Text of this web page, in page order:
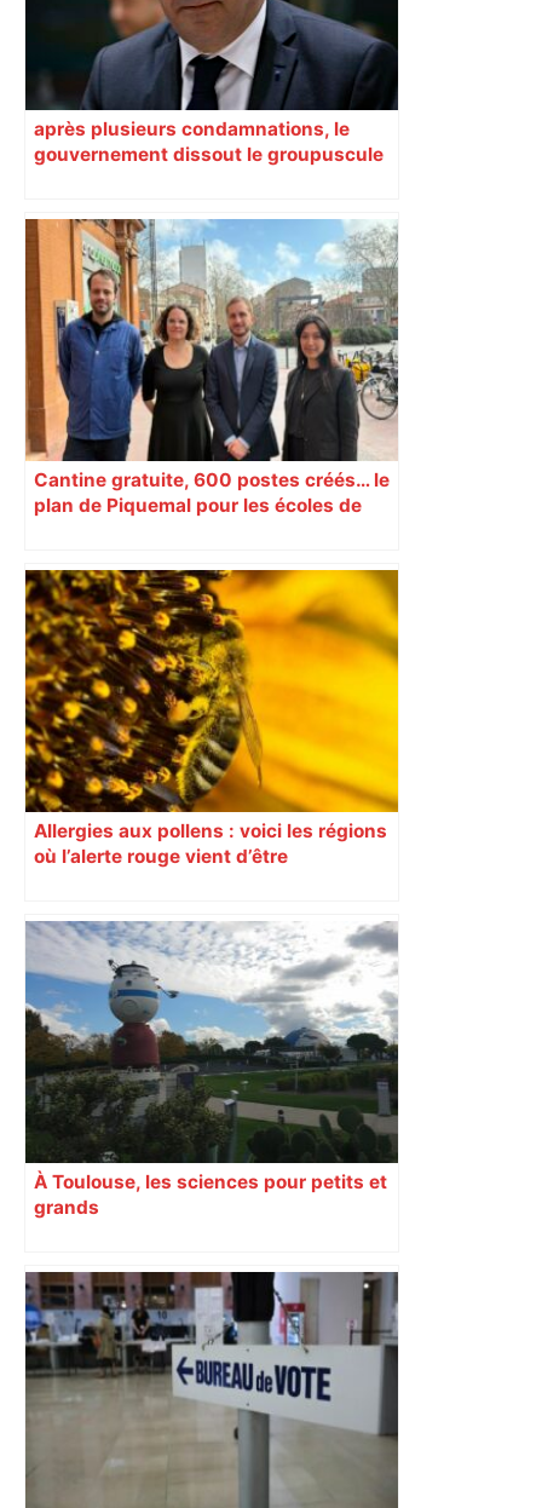
après plusieurs condamnations, le
gouvernement dissout le groupuscule
Cantine gratuite, 600 postes créés… le
plan de Piquemal pour les écoles de
Allergies aux pollens : voici les régions
où l’alerte rouge vient d’être
À Toulouse, les sciences pour petits et
grands